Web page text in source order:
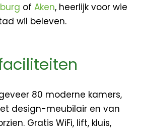
of Aken, heerlijk voor wie
wil beleven.
80 moderne kamers,
design-meubilair en van
Gratis WiFi, lift, kluis,